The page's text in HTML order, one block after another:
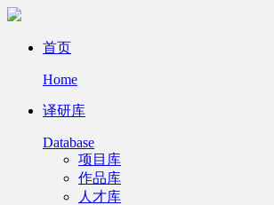
首页
Home
译研库
Database
项目库
作品库
人才库